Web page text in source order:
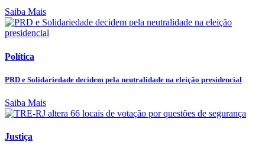
Saiba Mais
Política
PRD e Solidariedade decidem pela neutralidade na eleição presidencial
Saiba Mais
Justiça